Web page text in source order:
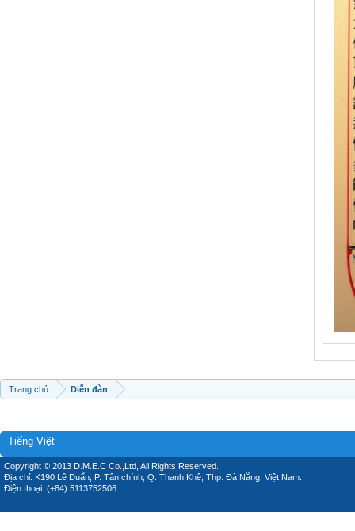
Trang chủ Diễn đàn
Tiếng Việt
Copyright © 2013 D.M.E.C Co.,Ltd, All Rights Reserved.
Địa chỉ: K190 Lê Duẩn, P. Tân chính, Q. Thanh Khê, Thp. Đà Nẵng, Việt Nam.
Điện thoại: (+84) 5113752506